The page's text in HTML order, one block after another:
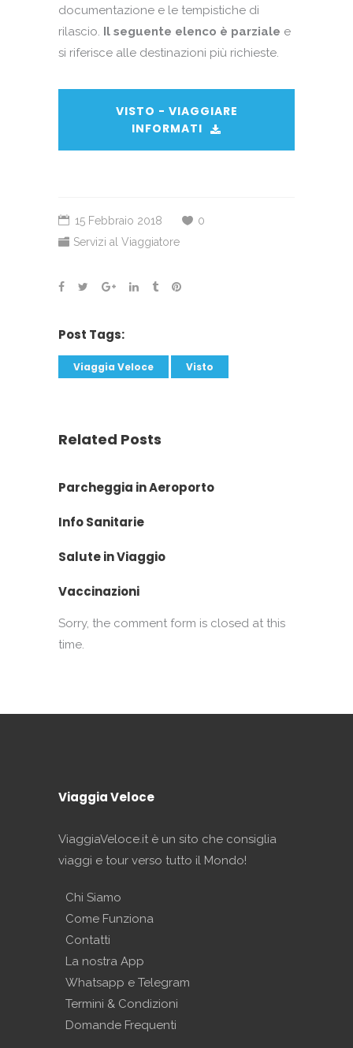
documentazione e le tempistiche di
rilascio. Il seguente elenco è parziale e
si riferisce alle destinazioni più richieste.
VISTO - VIAGGIARE
INFORMATI
15 Febbraio 2018
0
Servizi al Viaggiatore
Post Tags:
Viaggia Veloce Visto
Related Posts
Parcheggia in Aeroporto
Info Sanitarie
Salute in Viaggio
Vaccinazioni
Sorry, the comment form is closed at this
time.
Viaggia Veloce
ViaggiaVeloce.it è un sito che consiglia
viaggi e tour verso tutto il Mondo!
Chi Siamo
Come Funziona
Contatti
La nostra App
Whatsapp e Telegram
Termini & Condizioni
Domande Frequenti